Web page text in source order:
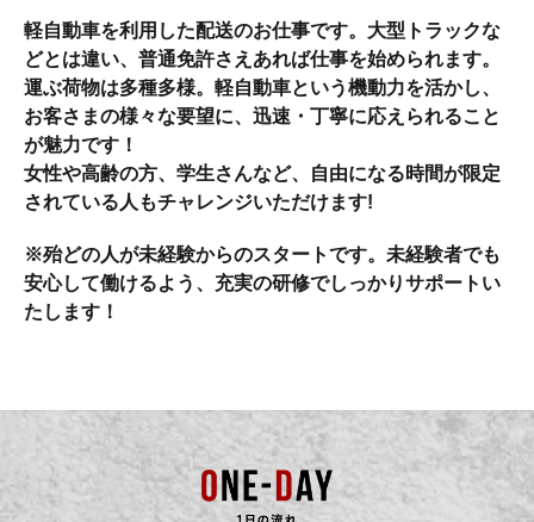
軽自動車を利用した配送のお仕事です。大型トラックな
どとは違い、普通免許さえあれば仕事を始められます。
運ぶ荷物は多種多様。軽自動車という機動力を活かし、
お客さまの様々な要望に、迅速・丁寧に応えられること
が魅力です！
女性や高齢の方、学生さんなど、自由になる時間が限定
されている人もチャレンジいただけます!
※殆どの人が未経験からのスタートです。未経験者でも
安心して働けるよう、充実の研修でしっかりサポートい
たします！